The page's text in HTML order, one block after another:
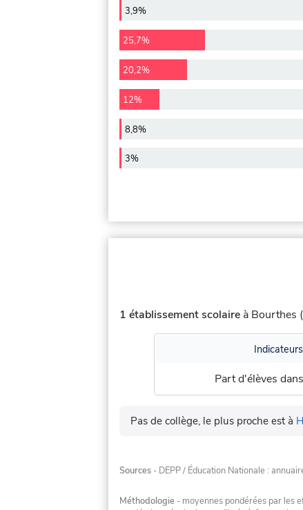
3,9%
25,7%
20,2%
12%
8,8%
3%
1 établissement scolaire à Bourthes
Indicateurs
Part d'élèves
Pas de collège, le plus proche est à
Sources - DEPP / Éducation Nationale :
Méthodologie - moyennes pondérées par les